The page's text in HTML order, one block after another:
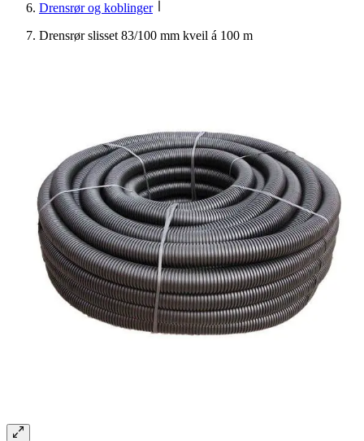
Drensrør og koblinger
Drensrør slisset 83/100 mm kveil á 100 m